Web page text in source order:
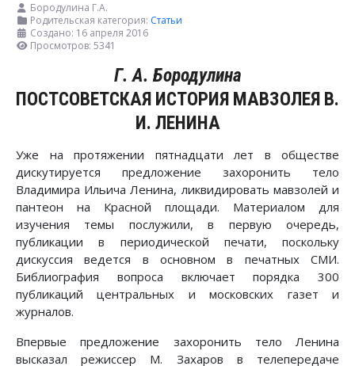
Бородулина Г.А.
Родительская категория: Статьи
Создано: 16 апреля 2016
Просмотров: 5341
Г. А. Бородулина
ПОСТСОВЕТСКАЯ ИСТОРИЯ МАВЗОЛЕЯ В.
И. ЛЕНИНА
Уже на протяжении пятнадцати лет в обществе
дискутируется предложение захоронить тело
Владимира Ильича Ленина, ликвидировать мавзолей и
пантеон на Красной площади. Материалом для
изучения темы послужили, в первую очередь,
публикации в периодической печати, поскольку
дискуссия ведется в основном в печатных СМИ.
Библиография вопроса включает порядка 300
публикаций центральных и московских газет и
журналов.
Впервые предложение захоронить тело Ленина
высказал режиссер М. Захаров в телепередаче